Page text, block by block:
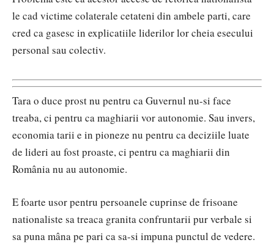
le cad victime colaterale cetateni din ambele parti, care
cred ca gasesc in explicatiile liderilor lor cheia esecului
personal sau colectiv.
Tara o duce prost nu pentru ca Guvernul nu-si face
treaba, ci pentru ca maghiarii vor autonomie. Sau invers,
economia tarii e in pioneze nu pentru ca deciziile luate
de lideri au fost proaste, ci pentru ca maghiarii din
România nu au autonomie.
E foarte usor pentru persoanele cuprinse de frisoane
nationaliste sa treaca granita confruntarii pur verbale si
sa puna mâna pe pari ca sa-si impuna punctul de vedere.